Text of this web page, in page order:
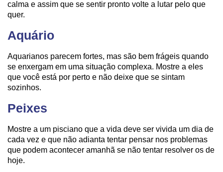
calma e assim que se sentir pronto volte a lutar pelo que
quer.
Aquário
Aquarianos parecem fortes, mas são bem frágeis quando
se enxergam em uma situação complexa. Mostre a eles
que você está por perto e não deixe que se sintam
sozinhos.
Peixes
Mostre a um pisciano que a vida deve ser vivida um dia de
cada vez e que não adianta tentar pensar nos problemas
que podem acontecer amanhã se não tentar resolver os de
hoje.